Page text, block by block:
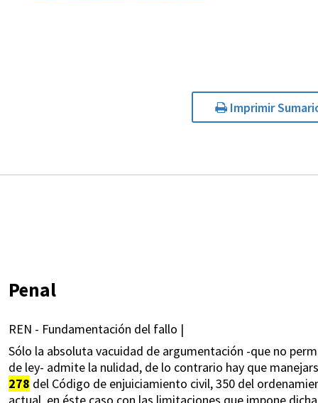
Imprimir
Penal
REN - Fundamentación del fallo |
Sólo la absoluta vacuidad de argumentación -que no
de ley- admite la nulidad, de lo contrario hay que
278 del Código de enjuiciamiento civil, 350 del